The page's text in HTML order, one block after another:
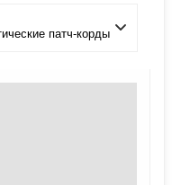
патч-корды